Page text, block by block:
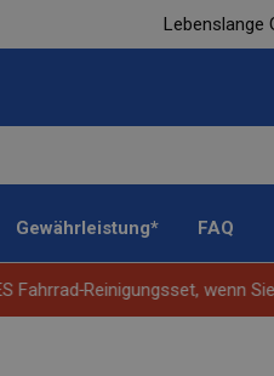
Lebenslange
Gewährleistung* FAQ
wenn